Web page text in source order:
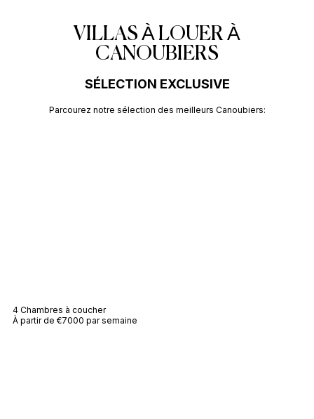
VILLAS À LOUER À
CANOUBIERS
SÉLECTION EXCLUSIVE
Parcourez notre sélection des meilleurs Canoubiers:
4 Chambres à coucher
À partir de €7000 par semaine